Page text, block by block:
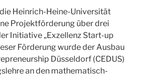
Heinrich-Heine-Universität
Projektförderung über drei
Initiative „Exzellenz Start-up
Förderung wurde der Ausbau
Düsseldorf (CEDUS)
an den mathematisch-